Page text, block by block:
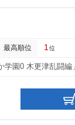
最高順位 1 位
学園0 木更津乱闘編